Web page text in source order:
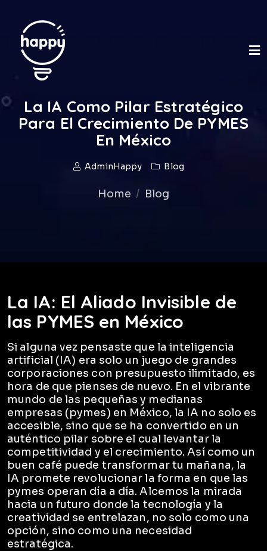
La IA Como Pilar Estratégico
Para El Crecimiento De PYMES
En México
AdminHappy Blog
Home Blog
La IA: El Aliado Invisible de
las PYMES en México
Si alguna vez pensaste que la inteligencia
artificial (IA) era solo un juego de grandes
corporaciones con presupuesto ilimitado, es
hora de que pienses de nuevo. En el vibrante
mundo de las pequeñas y medianas
empresas (pymes) en México, la IA no solo es
accesible, sino que se ha convertido en un
auténtico pilar sobre el cual levantar la
competitividad y el crecimiento. Así como un
buen café puede transformar tu mañana, la
IA promete revolucionar la forma en que las
pymes operan día a día. Alcemos la mirada
hacia un futuro donde la tecnología y la
creatividad se entrelazan, no solo como una
opción, sino como una necesidad
estratégica.